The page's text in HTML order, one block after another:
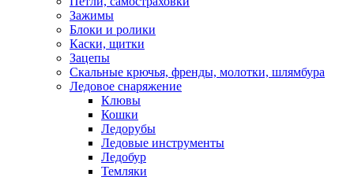
Зажимы
Блоки и ролики
Каски, щитки
Зацепы
Скальные крючья, френды, молотки, шлямбура
Ледовое снаряжение
Клювы
Кошки
Ледорубы
Ледовые инструменты
Ледобур
Темляки